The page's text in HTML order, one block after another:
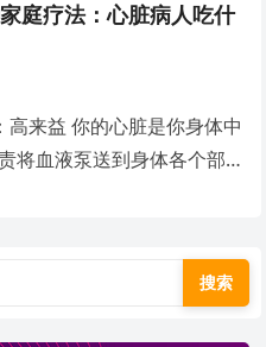
庭疗法：心脏病人吃什
来益 你的心脏是你身体中
将血液泵送到身体各个部…
搜索